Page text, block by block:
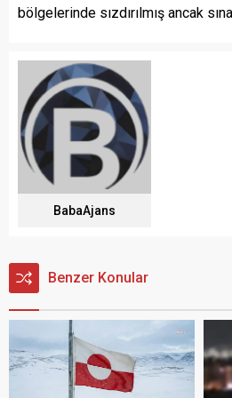
bölgelerinde sızdırılmış ancak
BabaAjans
Benzer Konular